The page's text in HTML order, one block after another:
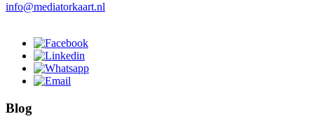
info@mediatorkaart.nl
Blog